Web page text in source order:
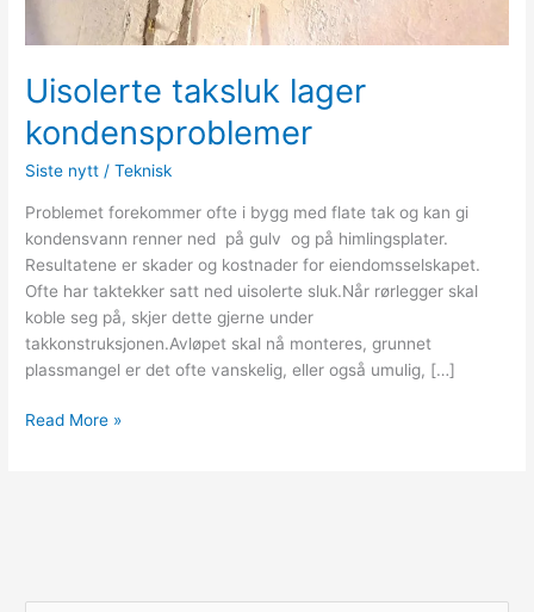
Uisolerte taksluk lager
kondensproblemer
Siste nytt /Teknisk
Problemet forekommer ofte i bygg med flate tak og kan gi
kondensvann renner ned på gulv og på himlingsplater.
Resultatene er skader og kostnader for eiendomsselskapet.
Ofte har taktekker satt ned uisolerte sluk.Når rørlegger skal
koble seg på, skjer dette gjerne under
takkonstruksjonen.Avløpet skal nå monteres, grunnet
plassmangel er det ofte vanskelig, eller også umulig, […]
Read More »